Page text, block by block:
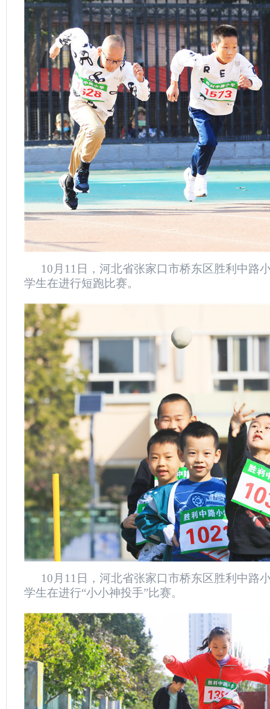
10月11日，河北省张家口市桥东区胜利中路
学生在进行短跑比赛。
10月11日，河北省张家口市桥东区胜利中路
学生在进行“小小神投手”比赛。